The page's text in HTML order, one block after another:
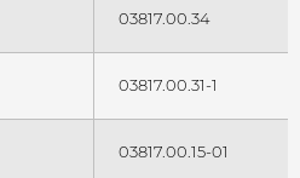
03817.00.34
03817.00.31-1
03817.00.15-01